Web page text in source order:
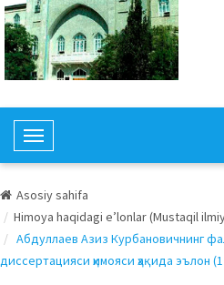
T
o
g
e
N
Asosiy sahifa
Himoya haqidagi e’lonlar (Mustaqil
Абдуллаев Азиз Курбановичнинг
диссертацияси ҳимояси ҳақида эълон